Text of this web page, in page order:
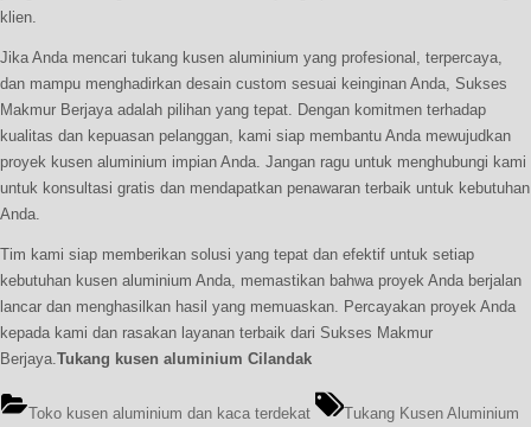
klien.
Jika Anda mencari tukang kusen aluminium yang profesional, terpercaya,
dan mampu menghadirkan desain custom sesuai keinginan Anda, Sukses
Makmur Berjaya adalah pilihan yang tepat. Dengan komitmen terhadap
kualitas dan kepuasan pelanggan, kami siap membantu Anda mewujudkan
proyek kusen aluminium impian Anda. Jangan ragu untuk menghubungi kami
untuk konsultasi gratis dan mendapatkan penawaran terbaik untuk kebutuhan
Anda.
Tim kami siap memberikan solusi yang tepat dan efektif untuk setiap
kebutuhan kusen aluminium Anda, memastikan bahwa proyek Anda berjalan
lancar dan menghasilkan hasil yang memuaskan. Percayakan proyek Anda
kepada kami dan rasakan layanan terbaik dari Sukses Makmur
Berjaya.Tukang kusen aluminium Cilandak
Toko kusen aluminium dan kaca terdekat
Tags:
Tukang Kusen Aluminium